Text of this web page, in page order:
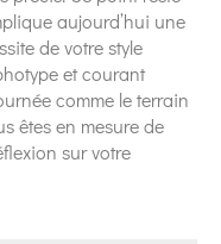
aujourd’hui une
de votre style
et courant
comme le terrain
êtes en mesure de
sur votre